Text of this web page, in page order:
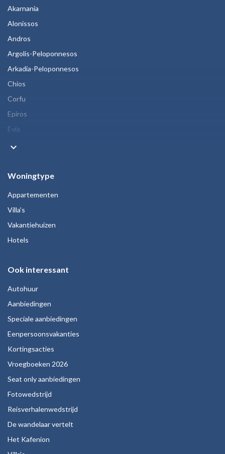
Akarnania
Alonissos
Andros
Argolis-Peloponnesos
Arkadia-Peloponnesos
Chios
Corfu
Epiros
Evia
keyboard_arrow_down
Woningtype
Appartementen
Villa's
Vakantiehuizen
Hotels
Ook interessant
Autohuur
Aanbiedingen
Speciale aanbiedingen
Eenpersoonsvakanties
Kortingsacties
Vroegboeken 2026
Seat only aanbiedingen
Fotowedstrijd
Reisverhalenwedstrijd
De wandelaar vertelt
Het Kafenion